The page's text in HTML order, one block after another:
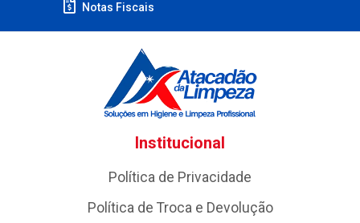
Notas Fiscais
Institucional
Política de Privacidade
Política de Troca e Devolução